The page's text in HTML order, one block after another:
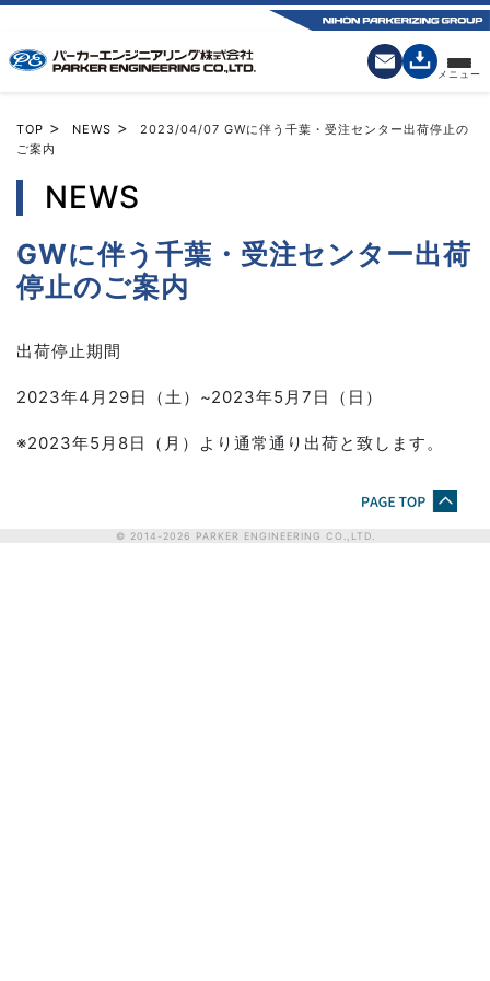
TOP > NEWS > 2023/04/07 GWに伴う千葉・受注センター出荷停止の
ご案内
NEWS
GWに伴う千葉・受注センター出荷
停止のご案内
出荷停止期間
2023年4月29日（土）~2023年5月7日（日）
※2023年5月8日（月）より通常通り出荷と致します。
© 2014- 2026 PARKER ENGINEERING CO.,LTD.